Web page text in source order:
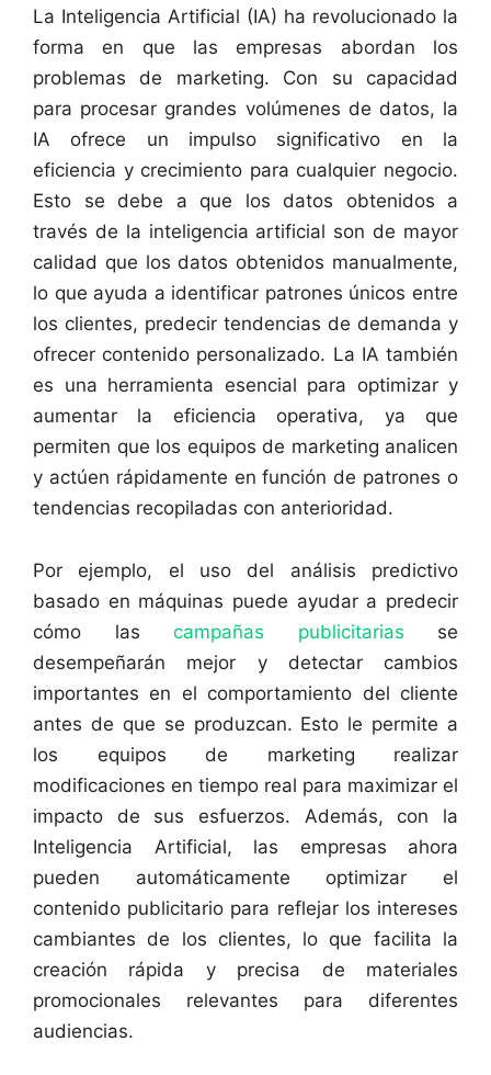
La Inteligencia Artificial (IA) ha revolucionado la
forma en que las empresas abordan los
problemas de marketing. Con su capacidad
para procesar grandes volúmenes de datos, la
IA ofrece un impulso significativo en la
eficiencia y crecimiento para cualquier negocio.
Esto se debe a que los datos obtenidos a
través de la inteligencia artificial son de mayor
calidad que los datos obtenidos manualmente,
lo que ayuda a identificar patrones únicos entre
los clientes, predecir tendencias de demanda y
ofrecer contenido personalizado. La IA también
es una herramienta esencial para optimizar y
aumentar la eficiencia operativa, ya que
permiten que los equipos de marketing analicen
y actúen rápidamente en función de patrones o
tendencias recopiladas con anterioridad.
Por ejemplo, el uso del análisis predictivo
basado en máquinas puede ayudar a predecir
cómo las campañas publicitarias se
desempeñarán mejor y detectar cambios
importantes en el comportamiento del cliente
antes de que se produzcan. Esto le permite a
los equipos de marketing realizar
modificaciones en tiempo real para maximizar el
impacto de sus esfuerzos. Además, con la
Inteligencia Artificial, las empresas ahora
pueden automáticamente optimizar el
contenido publicitario para reflejar los intereses
cambiantes de los clientes, lo que facilita la
creación rápida y precisa de materiales
promocionales relevantes para diferentes
audiencias.